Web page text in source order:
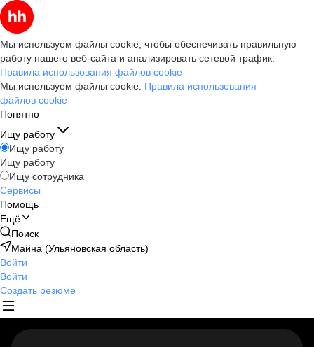
Мы используем файлы cookie, чтобы обеспечивать правильную
работу нашего веб-сайта и анализировать сетевой трафик.
Правила использования файлов cookie
Мы используем файлы cookie. Правила использования
файлов cookie
Понятно
Ищу работу
Ищу работу
Ищу работу
Ищу сотрудника
Сервисы
Помощь
Ещё
Поиск
Майна (Ульяновская область)
Войти
Войти
Создать резюме